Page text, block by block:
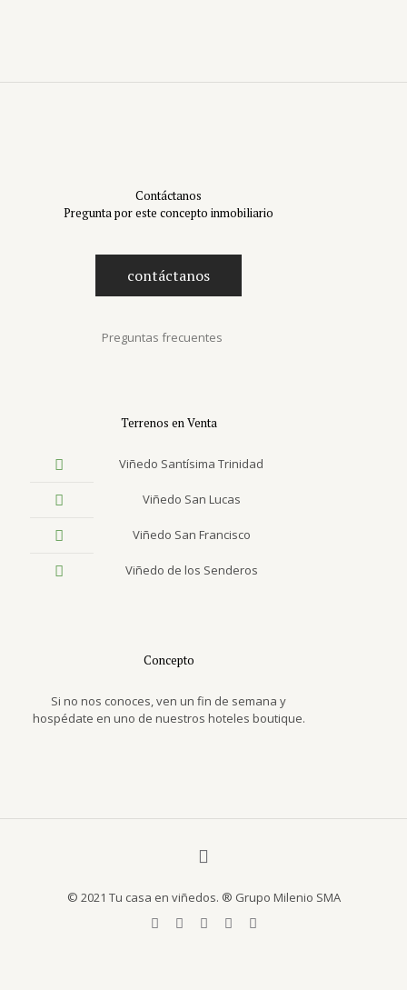
Contáctanos
Pregunta por este concepto inmobiliario
contáctanos
Preguntas frecuentes
Terrenos en Venta
Viñedo Santísima Trinidad
Viñedo San Lucas
Viñedo San Francisco
Viñedo de los Senderos
Concepto
Si no nos conoces, ven un fin de semana y
hospédate en uno de nuestros hoteles boutique.
© 2021 Tu casa en viñedos. ® Grupo Milenio SMA